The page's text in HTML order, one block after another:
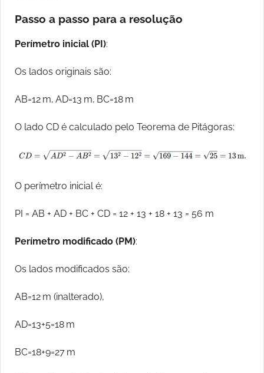
Passo a passo para a resolução
Perímetro inicial (PI):
Os lados originais são:
AB=12 m, AD=13 m, BC=18 m
O lado CD é calculado pelo Teorema de Pitágoras:
O perímetro inicial é:
PI = AB + AD + BC + CD = 12 + 13 + 18 + 13 = 56 m
Perímetro modificado (PM):
Os lados modificados são:
AB=12 m (inalterado),
AD=13+5=18 m
BC=18+9=27 m